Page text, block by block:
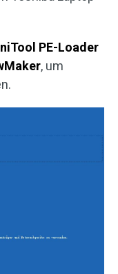
PE-Loader
, um